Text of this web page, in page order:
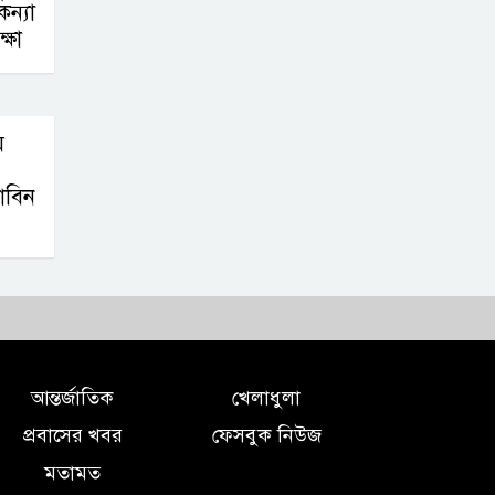
আন্তর্জাতিক
খেলাধুলা
প্রবাসের খবর
ফেসবুক নিউজ
মতামত